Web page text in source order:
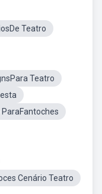
Teatro
Teatro
ParaFantoches
Cenário Teatro